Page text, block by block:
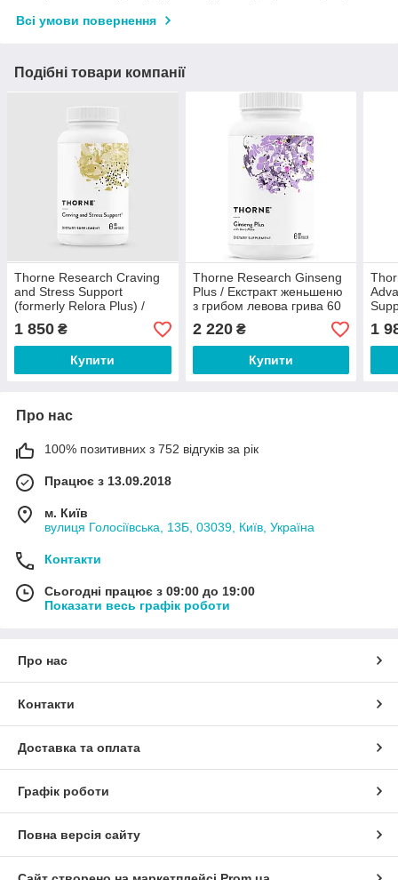
Всі умови повернення
Подібні товари компанії
Thorne Research Craving
and Stress Support
(formerly Relora Plus) /
Підтримка при стресі 60
капсул
1 850 ₴
Купити
Thorne Research Ginseng
Plus / Екстракт женьшеню
з грибом левова грива 60
капсул
2 220₴
Купити
1
Про нас
100% позитивних з 752 відгуків за рік
Працює з 13.09.2018
м. Київ
вулиця Голосіївська, 13Б, 03039, Київ, Україна
Контакти
Сьогодні працює з 09:00 до 19:00
Показати весь графік роботи
Про нас
Контакти
Доставка та оплата
Графік роботи
Повна версія сайту